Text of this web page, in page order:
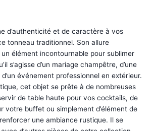
d’authenticité et de caractère à vos
tonneau traditionnel. Son allure
élément incontournable pour sublimer
s’agisse d’un mariage champêtre, d’une
événement professionnel en extérieur.
cet objet se prête à de nombreuses
de table haute pour vos cocktails, de
votre buffet ou simplement d’élément de
une ambiance rustique. Il se